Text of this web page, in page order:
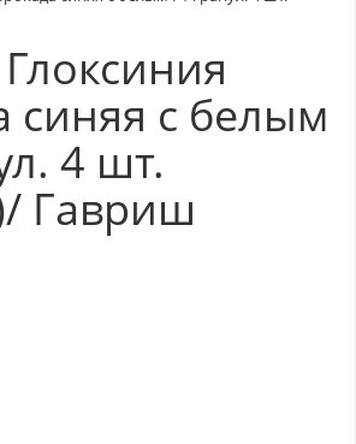
синяя с белым
4 шт.
Гавриш